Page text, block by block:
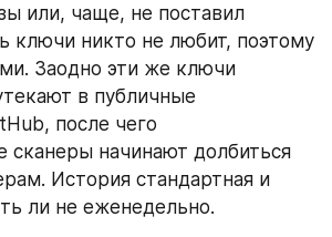
или, чаще, не поставил
ключи никто не любит, поэтому
Заодно эти же ключи
в публичные
после чего
сканеры начинают долбиться
История стандартная и
ли не еженедельно.